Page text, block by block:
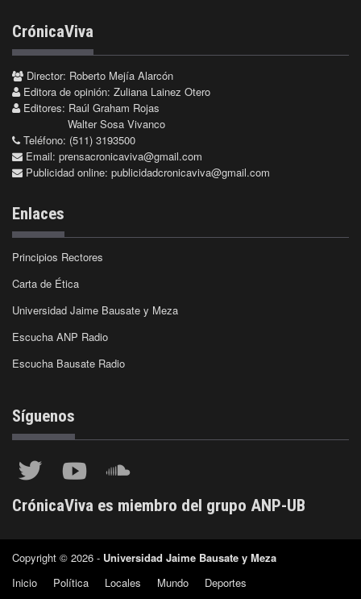
CrónicaViva
Director: Roberto Mejía Alarcón
Editora de opinión: Zuliana Lainez Otero
Editores: Raúl Graham Rojas
Walter Sosa Vivanco
Teléfono: (511) 3193500
Email: prensacronicaviva@gmail.com
Publicidad online: publicidadcronicaviva@gmail.com
Enlaces
Principios Rectores
Carta de Ética
Universidad Jaime Bausate y Meza
Escucha ANP Radio
Escucha Bausate Radio
Síguenos
CrónicaViva es miembro del grupo ANP-UB
Copyright © 2026 - Universidad Jaime Bausate y Meza
Inicio
Política Locales Mundo
Deportes